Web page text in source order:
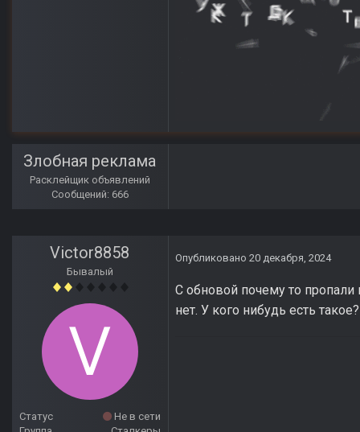
Злобная реклама
Расклейщик объявлений
Сообщений: 666
Victor8858
Бывалый
Статус
Не в сети
Опубликовано 20 декабря, 2024
С обновой почему то
нет. У кого нибудь есть такое?